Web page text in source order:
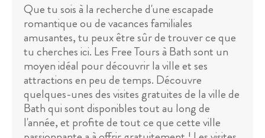
Que tu sois à la recherche d'une escapade
romantique ou de vacances familiales
amusantes, tu peux être sûr de trouver ce que
tu cherches ici. Les Free Tours à Bath sont un
moyen idéal pour découvrir la ville et ses
attractions en peu de temps. Découvre
quelques-unes des visites gratuites de la ville de
Bath qui sont disponibles tout au long de
l'année, et profite de tout ce que cette ville